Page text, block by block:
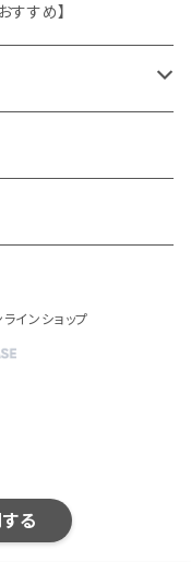
る
すすめ】
インショップ